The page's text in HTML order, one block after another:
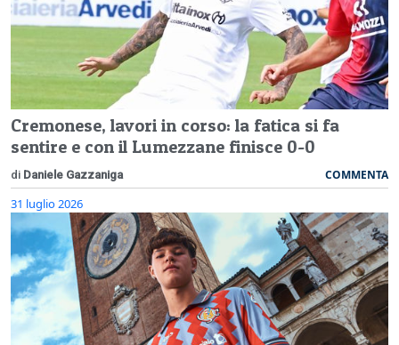
Cremonese, lavori in corso: la fatica si fa
sentire e con il Lumezzane finisce 0-0
di Daniele Gazzaniga COMMENTA
31 luglio 2026